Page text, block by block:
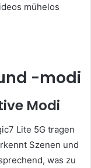
mühelos
-modi
Modi
Lite 5G tragen
Szenen und
was zu